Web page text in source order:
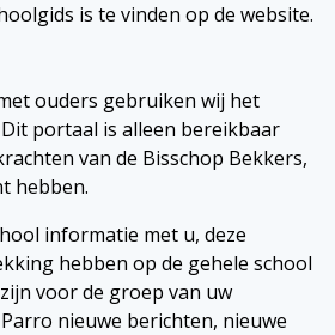
is te vinden op de website.
ouders gebruiken wij het
portaal is alleen bereikbaar
van de Bisschop Bekkers,
hebben.
informatie met u, deze
hebben op de gehele school
voor de groep van uw
nieuwe berichten, nieuwe